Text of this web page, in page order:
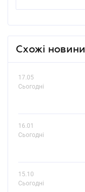
Схожі новини
17.05
Сьогодні
16.01
Сьогодні
15.10
Сьогодні